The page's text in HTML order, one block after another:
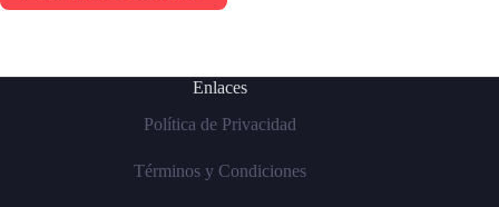
Enlaces
Política de Privacidad
Términos y Condiciones